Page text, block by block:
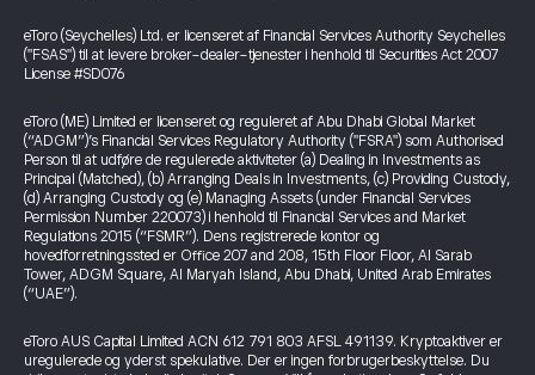
eToro (Seychelles) Ltd. er licenseret af Financial Services Authority Seychelles
("FSAS") til at levere broker-dealer-tjenester i henhold til Securities Act 2007
License #SD076
eToro (ME) Limited er licenseret og reguleret af Abu Dhabi Global Market
(“ADGM”)’s Financial Services Regulatory Authority ("FSRA") som Authorised
Person til at udføre de regulerede aktiviteter (a) Dealing in Investments as
Principal (Matched), (b) Arranging Deals in Investments, (c) Providing Custody,
(d) Arranging Custody og (e) Managing Assets (under Financial Services
Permission Number 220073) i henhold til Financial Services and Market
Regulations 2015 (“FSMR”). Dens registrerede kontor og
hovedforretningssted er Office 207 and 208, 15th Floor Floor, Al Sarab
Tower, ADGM Square, Al Maryah Island, Abu Dhabi, United Arab Emirates
(“UAE”).
eToro AUS Capital Limited ACN 612 791 803 AFSL 491139. Kryptoaktiver er
uregulerede og yderst spekulative. Der er ingen forbrugerbeskyttelse. Du